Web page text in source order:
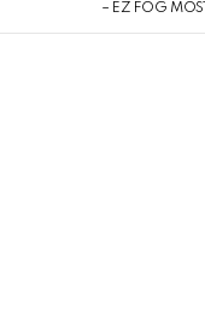
– EZ FOG